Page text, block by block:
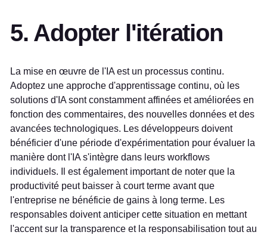
5. Adopter l'itération
La mise en œuvre de l'IA est un processus continu.
Adoptez une approche d'apprentissage continu, où les
solutions d'IA sont constamment affinées et améliorées en
fonction des commentaires, des nouvelles données et des
avancées technologiques. Les développeurs doivent
bénéficier d'une période d'expérimentation pour évaluer la
manière dont l'IA s'intègre dans leurs workflows
individuels. Il est également important de noter que la
productivité peut baisser à court terme avant que
l'entreprise ne bénéficie de gains à long terme. Les
responsables doivent anticiper cette situation en mettant
l'accent sur la transparence et la responsabilisation tout au